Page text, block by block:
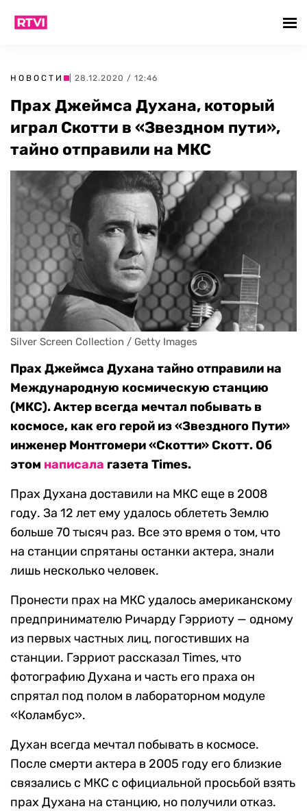
НОВОСТИ | 28.12.2020 / 12:46
Прах Джеймса Духана, который
играл Скотти в «Звездном пути»,
тайно отправили на МКС
Silver Screen Collection / Getty Images
Прах Джеймса Духана тайно отправили на
Международную космическую станцию
(МКС). Актер всегда мечтал побывать в
космосе, как его герой из «Звездного Пути»
инженер Монтгомери «Скотти» Скотт. Об
этом написала газета Times.
Прах Духана доставили на МКС еще в 2008
году. За 12 лет ему удалось облететь Землю
больше 70 тысяч раз. Все это время о том, что
на станции спрятаны останки актера, знали
лишь несколько человек.
Пронести прах на МКС удалось американскому
предпринимателю Ричарду Гэрриоту — одному
из первых частных лиц, погостивших на
станции. Гэрриот рассказал Times, что
фотографию Духана и часть его праха он
спрятал под полом в лабораторном модуле
«Коламбус».
Духан всегда мечтал побывать в космосе.
После смерти актера в 2005 году его близкие
связались с МКС с официальной просьбой взять
прах Духана на станцию, но получили отказ.